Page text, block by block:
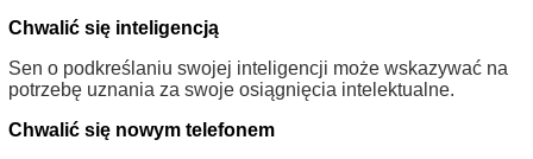
Chwalić się inteligencją
Sen o podkreślaniu swojej inteligencji może wskazywać na
potrzebę uznania za swoje osiągnięcia intelektualne.
Chwalić się nowym telefonem